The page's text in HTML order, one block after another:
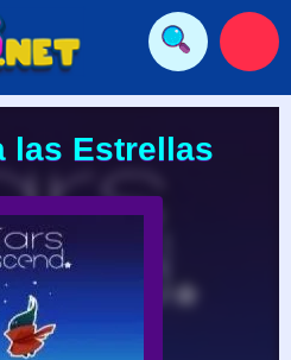
las Estrellas